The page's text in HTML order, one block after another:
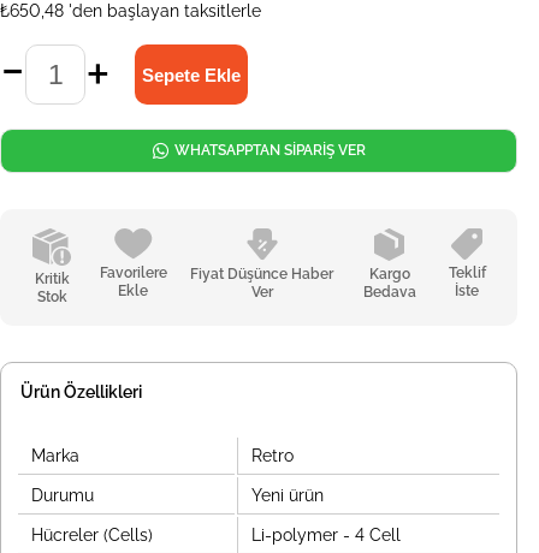
₺650,48 'den başlayan taksitlerle
Kritik
Stok
Favorilere
Ekle
Fiyat Düşünce Haber
Ver
Kargo
Bedava
Teklif
İste
WHATSAPPTAN SİPARİŞ VER
Ürün Özellikleri
Marka Retro
Durumu Yeni ürün
Hücreler (Cells) Li-polymer - 4 Cell